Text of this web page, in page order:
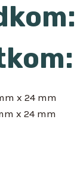
x 24 mm
x 24 mm